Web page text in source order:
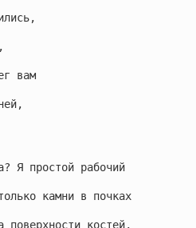
вам
Я простой рабочий
камни в почках
поверхности костей,